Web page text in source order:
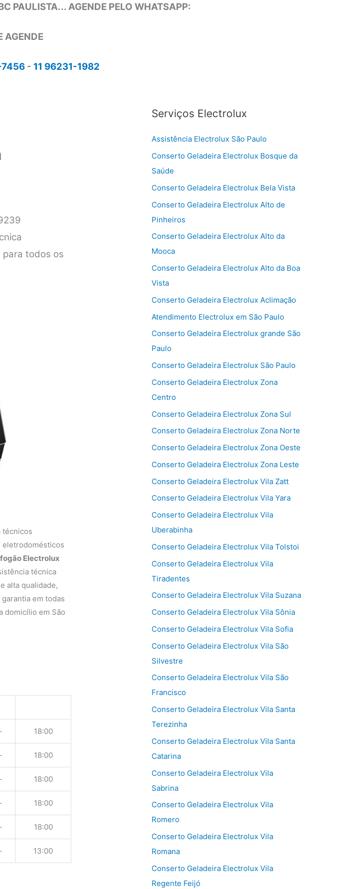
PAULISTA... AGENDE PELO WHATSAPP:
AGENDE
7456- 11 96231-1982
para todos os
técnicos
eletrodomésticos
Electrolux
técnica
alta qualidade,
em todas
domicílio em São
18:00
18:00
18:00
18:00
18:00
13:00
Serviços Electrolux
Assistência Electrolux São Paulo
Conserto Geladeira Electrolux Bosque da
Saúde
Conserto Geladeira Electrolux Bela Vista
Conserto Geladeira Electrolux Alto de
Pinheiros
Conserto Geladeira Electrolux Alto da
Mooca
Conserto Geladeira Electrolux Alto da Boa
Vista
Conserto Geladeira Electrolux Aclimação
Atendimento Electrolux em São Paulo
Conserto Geladeira Electrolux grande São
Paulo
Conserto Geladeira Electrolux São Paulo
Conserto Geladeira Electrolux Zona
Centro
Conserto Geladeira Electrolux Zona Sul
Conserto Geladeira Electrolux Zona Norte
Conserto Geladeira Electrolux Zona Oeste
Conserto Geladeira Electrolux Zona Leste
Conserto Geladeira Electrolux Vila Zatt
Conserto Geladeira Electrolux Vila Yara
Conserto Geladeira Electrolux Vila
Uberabinha
Conserto Geladeira Electrolux Vila Tolstoi
Conserto Geladeira Electrolux Vila
Tiradentes
Conserto Geladeira Electrolux Vila Suzana
Conserto Geladeira Electrolux Vila Sônia
Conserto Geladeira Electrolux Vila Sofia
Conserto Geladeira Electrolux Vila São
Silvestre
Conserto Geladeira Electrolux Vila São
Francisco
Conserto Geladeira Electrolux Vila Santa
Terezinha
Conserto Geladeira Electrolux Vila Santa
Catarina
Conserto Geladeira Electrolux Vila
Sabrina
Conserto Geladeira Electrolux Vila
Romero
Conserto Geladeira Electrolux Vila
Romana
Conserto Geladeira Electrolux Vila
Regente Feijó